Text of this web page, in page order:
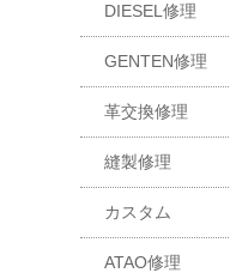
DIESEL修理
GENTEN修理
革交換修理
縫製修理
カスタム
ATAO修理